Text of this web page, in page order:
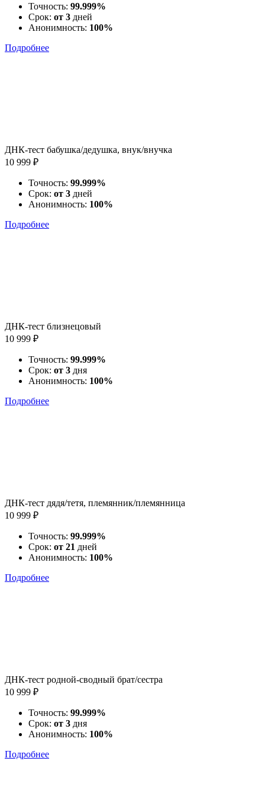
Точность: 99.999%
Срок: от 3 дней
Анонимность: 100%
Подробнее
ДНК-тест бабушка/дедушка, внук/внучка
10 999 ₽
Точность: 99.999%
Срок: от 3 дней
Анонимность: 100%
Подробнее
ДНК-тест близнецовый
10 999 ₽
Точность: 99.999%
Срок: от 3 дня
Анонимность: 100%
Подробнее
ДНК-тест дядя/тетя, племянник/племянница
10 999 ₽
Точность: 99.999%
Срок: от 21 дней
Анонимность: 100%
Подробнее
ДНК-тест родной-сводный брат/сестра
10 999 ₽
Точность: 99.999%
Срок: от 3 дня
Анонимность: 100%
Подробнее